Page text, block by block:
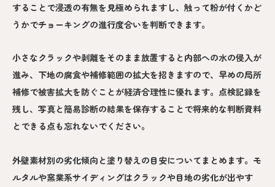
することで浸透の有無を見極められますし、触って粉が付くかど
うかでチョーキングの進行度合いを判断できます。
小さなクラックや剥離をそのまま放置すると内部への水の侵入が
進み、下地の腐食や補修範囲の拡大を招きますので、早めの局所
補修で被害拡大を防ぐことが経済合理性に優れます。点検記録を
残し、写真と簡易診断の結果を保存することで将来的な判断資料
とできる点も忘れないでください。
外壁素材別の劣化傾向と塗り替えの目安についてまとめます。モ
ルタルや窯業系サイディングはクラックや目地の劣化が出やす